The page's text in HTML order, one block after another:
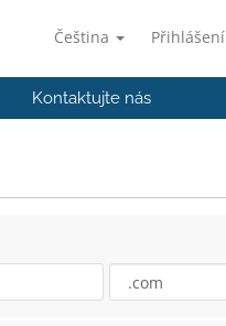
Čeština Přihlášení
Kontaktujte nás